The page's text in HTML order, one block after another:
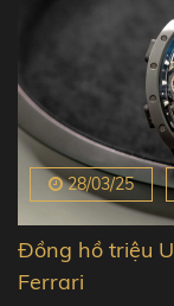
28/03/25
Đồng hồ triệu
Ferrari